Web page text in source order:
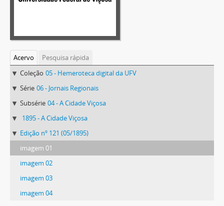
Acervo
Pesquisa rápida
Coleção 05 - Hemeroteca digital da UFV
Série 06 - Jornais Regionais
Subsérie 04 - A Cidade Viçosa
1895 - A Cidade Viçosa
Edição nº 121 (05/1895)
imagem 01
imagem 02
imagem 03
imagem 04